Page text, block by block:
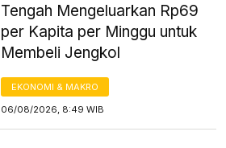
Tengah Mengeluarkan Rp69
per Kapita per Minggu untuk
Membeli Jengkol
EKONOMI & MAKRO
06/08/2026, 8:49 WIB